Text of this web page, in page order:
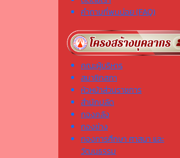
คำถามที่พบบ่อย (FAQ)
คณะผู้บริหาร
สมาชิกสภา
หัวหน้าส่วนราชการ
สำนักปลัด
กองคลัง
กองช่าง
กองการศึกษา ศาสนา และ
วัฒนธรรม